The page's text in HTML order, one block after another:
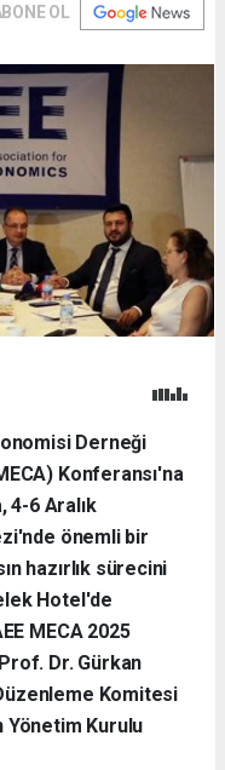
OL
Derneği
Konferansı'na
4-6 Aralık
önemli bir
hazırlık sürecini
Hotel'de
MECA 2025
Dr. Gürkan
Komitesi
Yönetim Kurulu